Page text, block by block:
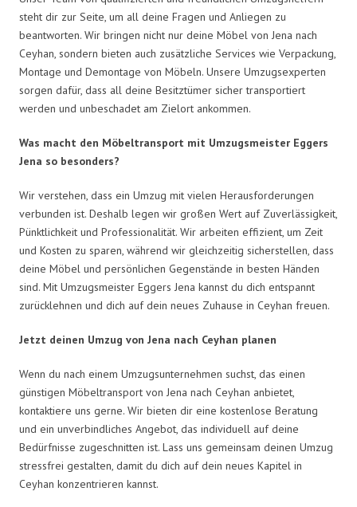
steht dir zur Seite, um all deine Fragen und Anliegen zu
beantworten. Wir bringen nicht nur deine Möbel von Jena nach
Ceyhan, sondern bieten auch zusätzliche Services wie Verpackung,
Montage und Demontage von Möbeln. Unsere Umzugsexperten
sorgen dafür, dass all deine Besitztümer sicher transportiert
werden und unbeschadet am Zielort ankommen.
Was macht den Möbeltransport mit Umzugsmeister Eggers
Jena so besonders?
Wir verstehen, dass ein Umzug mit vielen Herausforderungen
verbunden ist. Deshalb legen wir großen Wert auf Zuverlässigkeit,
Pünktlichkeit und Professionalität. Wir arbeiten effizient, um Zeit
und Kosten zu sparen, während wir gleichzeitig sicherstellen, dass
deine Möbel und persönlichen Gegenstände in besten Händen
sind. Mit Umzugsmeister Eggers Jena kannst du dich entspannt
zurücklehnen und dich auf dein neues Zuhause in Ceyhan freuen.
Jetzt deinen Umzug von Jena nach Ceyhan planen
Wenn du nach einem Umzugsunternehmen suchst, das einen
günstigen Möbeltransport von Jena nach Ceyhan anbietet,
kontaktiere uns gerne. Wir bieten dir eine kostenlose Beratung
und ein unverbindliches Angebot, das individuell auf deine
Bedürfnisse zugeschnitten ist. Lass uns gemeinsam deinen Umzug
stressfrei gestalten, damit du dich auf dein neues Kapitel in
Ceyhan konzentrieren kannst.